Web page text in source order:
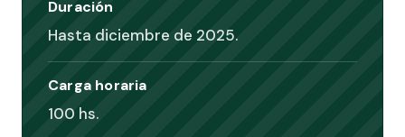
Duración
Hasta diciembre de 2025.
Carga horaria
100 hs.